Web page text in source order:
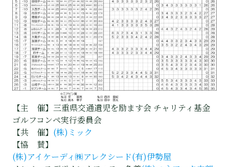
【主 催】三重県交通遺児を励ます会 チャリティ基金
ゴルフコンペ実行委員会
【共 催】 (株)ミック
【協 賛】
(株)アイケーディ ㈱アレクシード(有)伊勢屋